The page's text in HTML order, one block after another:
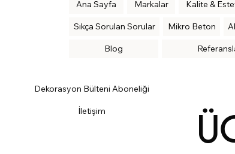
Ana Sayfa Markalar Kalite &
Sıkça Sorulan Sorular Mikro Beton
Blog
Dekorasyon Bülteni Aboneliği
İletişim